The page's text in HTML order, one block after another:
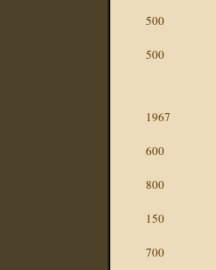
500
500
1967
600
800
150
700